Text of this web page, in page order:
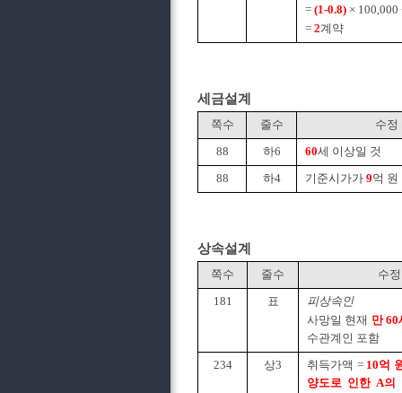
= (1-0.8) × 100,000
= 2계약
세금설계
쪽수 줄수
수정
88
하6 60세 이상일 것
88
하4 기준시가가 9억 원
상속설계
쪽수 줄수
수
181
표
피상속인
사망일 현재 만
수관계인 포함
234
상3 취득가액 = 10억
양도로 인한 A의